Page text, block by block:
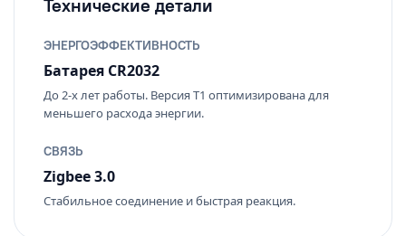
Технические детали
ЭНЕРГОЭФФЕКТИВНОСТЬ
Батарея CR2032
До 2-х лет работы. Версия T1 оптимизирована для
меньшего расхода энергии.
СВЯЗЬ
Zigbee 3.0
Стабильное соединение и быстрая реакция.